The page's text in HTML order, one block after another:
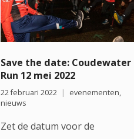
Save the date: Coudewater
Run 12 mei 2022
22 februari 2022 evenementen,
nieuws
Zet de datum voor de